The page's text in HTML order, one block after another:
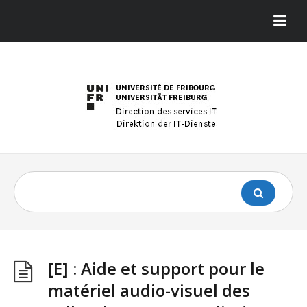
[E] : Aide et support pour le
matériel audio-visuel des